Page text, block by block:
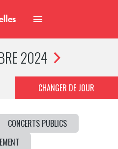
2024
CHANGER DE JOUR
CONCERTS PUBLICS